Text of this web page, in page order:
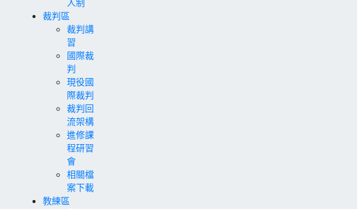
裁判區
裁判講
習
國際裁
判
現役國
際裁判
裁判回
流架構
進修課
程研習
會
相關檔
案下載
教練區